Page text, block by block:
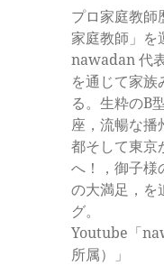
プロ家庭教師
家庭教師」を
nawadan 代
を通じて家族
る。生粋のB
座，流暢な播
都そして東京
へ！，御子様
の大満足，を
グ。
Youtube「
所属）」